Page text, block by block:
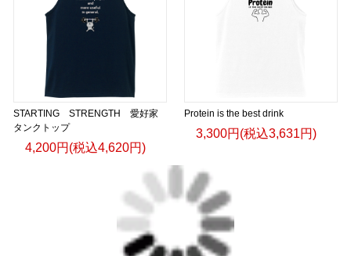
STARTING STRENGTH 愛好家
タンクトップ
4,200円(税込4,620円)
Protein is the best drink
3,300円(税込3,631円)